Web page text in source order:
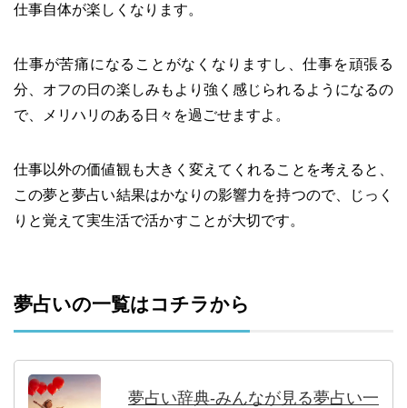
仕事自体が楽しくなります。
仕事が苦痛になることがなくなりますし、仕事を頑張る
分、オフの日の楽しみもより強く感じられるようになるの
で、メリハリのある日々を過ごせますよ。
仕事以外の価値観も大きく変えてくれることを考えると、
この夢と夢占い結果はかなりの影響力を持つので、じっく
りと覚えて実生活で活かすことが大切です。
夢占いの一覧はコチラから
夢占い辞典-みんなが見る夢占い一